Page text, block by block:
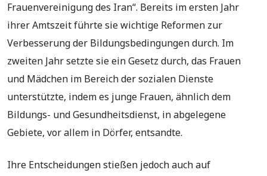
Frauenvereinigung des Iran“. Bereits im ersten Jahr
ihrer Amtszeit führte sie wichtige Reformen zur
Verbesserung der Bildungsbedingungen durch. Im
zweiten Jahr setzte sie ein Gesetz durch, das Frauen
und Mädchen im Bereich der sozialen Dienste
unterstützte, indem es junge Frauen, ähnlich dem
Bildungs- und Gesundheitsdienst, in abgelegene
Gebiete, vor allem in Dörfer, entsandte.
Ihre Entscheidungen stießen jedoch auch auf